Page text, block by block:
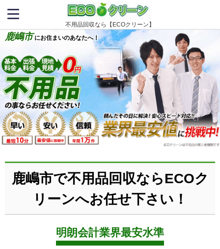
不用品回収なら【ECOクリーン】
鹿嶋市 にお住まいのあなたへ！
鹿嶋市で不用品回収ならECOク
リーンへお任せ下さい！
明朗会計業界最安水準